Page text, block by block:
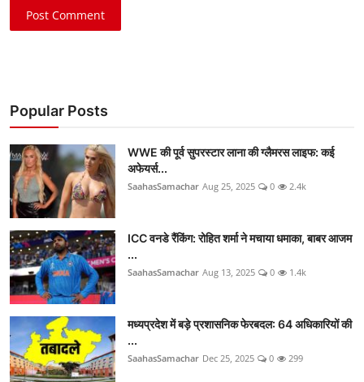
Post Comment
Popular Posts
WWE की पूर्व सुपरस्टार लाना की ग्लैमरस लाइफ: कई
अफेयर्स...
SaahasSamachar Aug 25, 2025 0 2.4k
ICC वनडे रैंकिंग: रोहित शर्मा ने मचाया धमाका, बाबर आजम
...
SaahasSamachar Aug 13, 2025 0 1.4k
मध्यप्रदेश में बड़े प्रशासनिक फेरबदल: 64 अधिकारियों की
...
SaahasSamachar Dec 25, 2025 0 299